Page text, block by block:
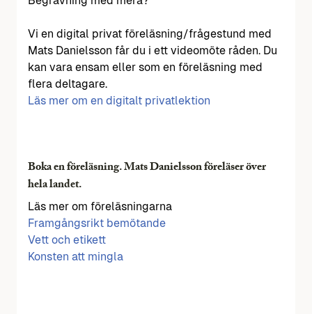
Vi en digital privat föreläsning/frågestund med
Mats Danielsson får du i ett videomöte råden. Du
kan vara ensam eller som en föreläsning med
flera deltagare.
Läs mer om en digitalt privatlektion
Boka en föreläsning. Mats Danielsson föreläser över
hela landet.
Läs mer om föreläsningarna
Framgångsrikt bemötande
Vett och etikett
Konsten att mingla